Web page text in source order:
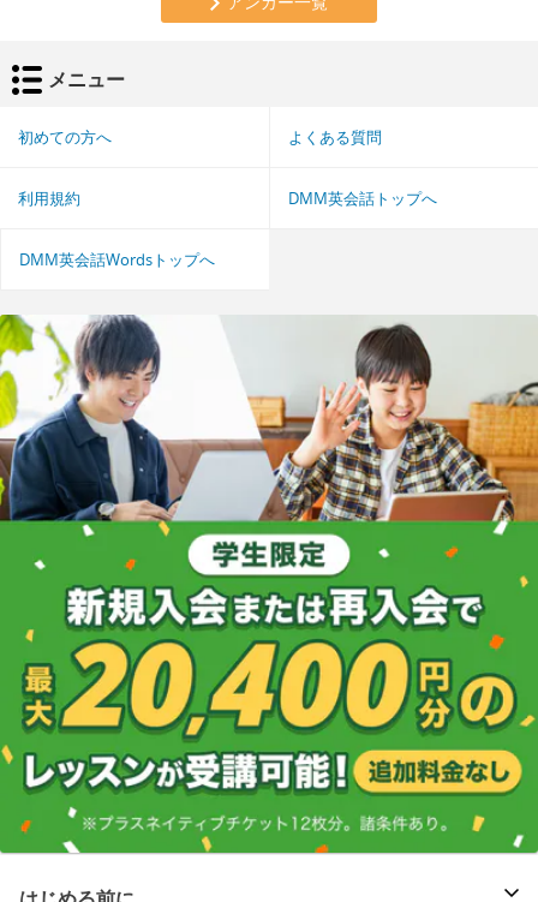
メニュー
初めての方へ よくある質問
利用規約 DMM英会話トップへ
DMM英会話Wordsトップへ